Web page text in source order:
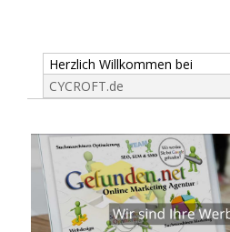
Herzlich Willkommen bei
CYCROFT.de